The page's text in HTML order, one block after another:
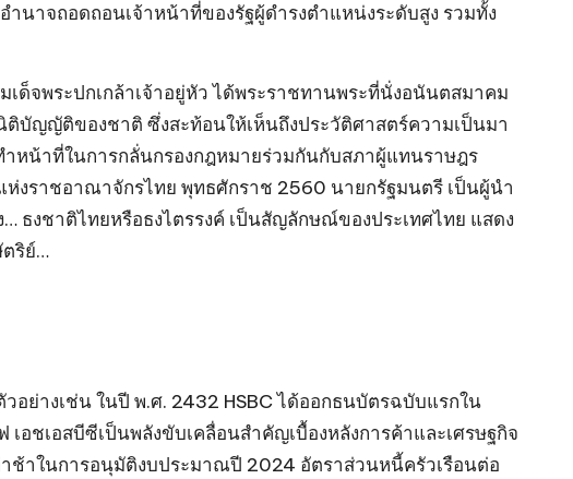
นาจถอดถอนเจ้าหน้าที่ของรัฐผู้ดำรงตำแหน่งระดับสูง รวมทั้ง
ด็จพระปกเกล้าเจ้าอยู่หัว ได้พระราชทานพระที่นั่งอนันตสมาคม
บัญญัติของชาติ ซึ่งสะท้อนให้เห็นถึงประวัติศาสตร์ความเป็นมา
น้าที่ในการกลั่นกรองกฎหมายร่วมกันกับสภาผู้แทนราษฎร
ห่งราชอาณาจักรไทย พุทธศักราช 2560 นายกรัฐมนตรี เป็นผู้นำ
ธงชาติไทยหรือธงไตรรงค์ เป็นสัญลักษณ์ของประเทศไทย แสดง
ริย์…
อย่างเช่น ในปี พ.ศ. 2432 HSBC ได้ออกธนบัตรฉบับแรกใน
เอชเอสบีซีเป็นพลังขับเคลื่อนสำคัญเบื้องหลังการค้าและเศรษฐกิจ
ช้าในการอนุมัติงบประมาณปี 2024 อัตราส่วนหนี้ครัวเรือนต่อ